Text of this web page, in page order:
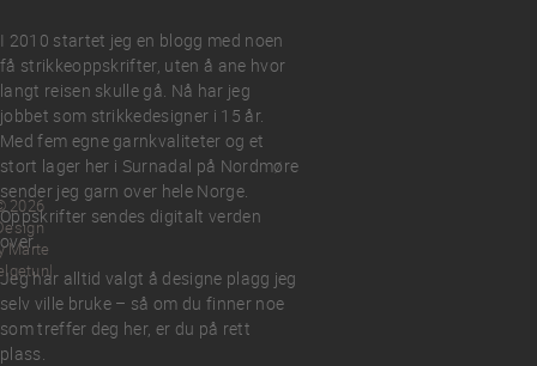
I 2010 startet jeg en blogg med noen
få strikkeoppskrifter, uten å ane hvor
langt reisen skulle gå. Nå har jeg
jobbet som strikkedesigner i 15 år.
Med fem egne garnkvaliteter og et
stort lager her i Surnadal på Nordmøre
sender jeg garn over hele Norge.
Oppskrifter sendes digitalt verden
over.
Jeg har alltid valgt å designe plagg jeg
selv ville bruke – så om du finner noe
som treffer deg her, er du på rett
plass.
2026
Marte